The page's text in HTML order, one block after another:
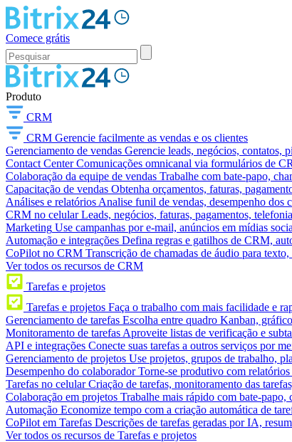
Comece grátis
Produto
CRM
CRM Gerencie facilmente as vendas e os clientes
Gerenciamento de vendas Gerencie leads, negócios, contatos,
Contact Center Comunicações omnicanal via formulários de
Colaboração da equipe de vendas Trabalhe com bate-papo,
Capacitação de vendas Obtenha orçamentos, faturas,
Análises e relatórios Analise funil de vendas, desempenho dos
CRM no celular Leads, negócios, faturas, pagamentos,
Marketing Use campanhas por e-mail, anúncios em mídias
Automação e integrações Defina regras e gatilhos de CRM,
CoPilot no CRM Transcrição de chamadas de áudio para
Ver todos os recursos de CRM
Tarefas e projetos
Tarefas e projetos Faça o trabalho com mais facilidade e
Gerenciamento de tarefas Escolha entre quadro Kanban,
Monitoramento de tarefas Aproveite listas de verificação e
API e integrações Conecte suas tarefas a outros serviços por
Gerenciamento de projetos Use projetos, grupos de trabalho,
Desempenho do colaborador Torne-se produtivo com
Tarefas no celular Criação de tarefas, monitoramento das
Colaboração em projetos Trabalhe mais rápido com bate-papo,
Automação Economize tempo com a criação automática de
CoPilot em Tarefas Descrições de tarefas geradas por IA,
Ver todos os recursos de Tarefas e projetos